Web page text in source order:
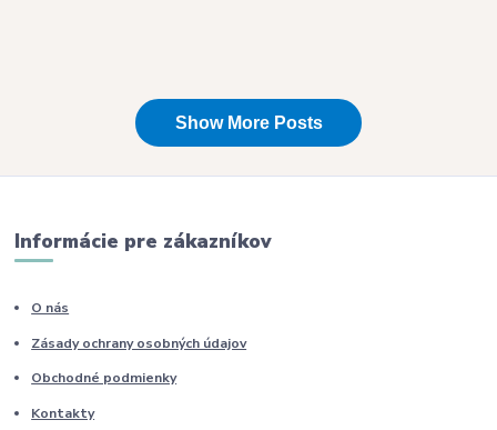
Informácie pre zákazníkov
O nás
Zásady ochrany osobných údajov
Obchodné podmienky
Kontakty